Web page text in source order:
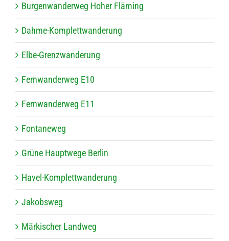
Bur­gen­wan­der­weg Hoher Fläming
Dahme-Kom­plett­wan­de­rung
Elbe-Grenz­wan­de­rung
Fern­wan­der­weg E10
Fern­wan­der­weg E11
Fon­ta­ne­weg
Grüne Haupt­wege Berlin
Havel-Kom­plett­wan­de­rung
Jakobs­weg
Mär­ki­scher Landweg